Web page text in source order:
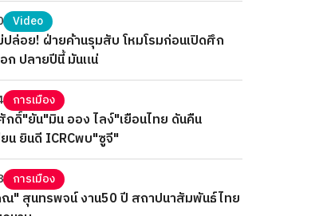
Video
ล่อย! ฝ่ายค้านรุมสับ โหมโรมก่อนเปิดศึก
ก ปลายปีนี้ มันแน่
การเมือง
ดิ์"ยัน"มิน ออง ไลง์"เยือนไทย ดันคืน
ยน ยินดี ICRCพบ"ซูจี"
การเมือง
" สุนทรพจน์ งาน50 ปี สถาปนาสัมพันธ์ไทย